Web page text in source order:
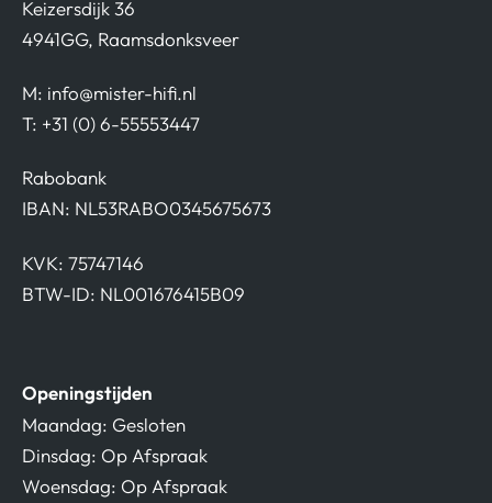
Keizersdijk 36
4941GG, Raamsdonksveer
M: info@mister-hifi.nl
T: +31 (0) 6-55553447
Rabobank
IBAN: NL53RABO0345675673
KVK: 75747146
BTW-ID: NL001676415B09
Openingstijden
Maandag: Gesloten
Dinsdag: Op Afspraak
Woensdag: Op Afspraak